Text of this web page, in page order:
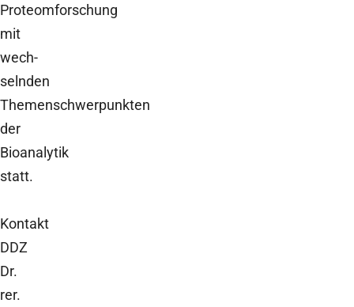
Proteomforschung
mit
wech-
selnden
Themenschwerpunkten
der
Bioanalytik
statt.
Kontakt
DDZ
Dr.
rer.